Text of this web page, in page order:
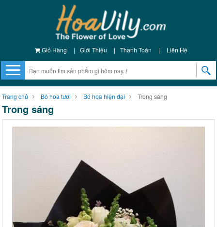
Giỏ Hàng | Giới Thiệu | Thanh Toán | Liên Hệ
Trang chủ Bó hoa tươi Bó hoa hiện đại Trong sáng
Trong sáng